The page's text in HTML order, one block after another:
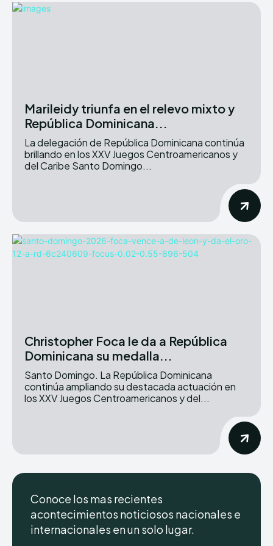
Marileidy triunfa en el relevo mixto y
República Dominicana...
La delegación de República Dominicana continúa
brillando en los XXV Juegos Centroamericanos y
del Caribe Santo Domingo...
Christopher Foca le da a República
Dominicana su medalla...
Santo Domingo. La República Dominicana
continúa ampliando su destacada actuación en
los XXV Juegos Centroamericanos y del...
Conoce los mas recientes
acontecimientos noticiosos nacionales e
internacionales en un solo lugar.